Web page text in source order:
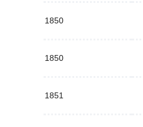
1850
1850
1851